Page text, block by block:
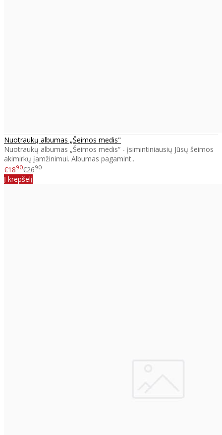
Nuotraukų albumas „Šeimos medis"
Nuotraukų albumas „Šeimos medis“ - įsimintiniausių Jūsų šeimos
akimirkų įamžinimui. Albumas pagamint..
€1890€2690
Į krepšelį